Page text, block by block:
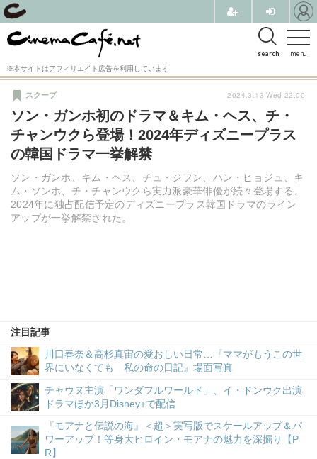
menu
search
※本サイトはアフィリエイト広告を利用しています
ソン・ガンホ初のドラマ＆キム・ヘス、チ・
チャンウクら登場！2024年ディズニープラス
の韓国ドラマ一挙解禁
ソン・ガンホ、キム・ヘス、チュ・ジフン、ハン・ヒョジュ、キ
ム・ソンホ、チ・チャンウクら実力派豪華俳優が続々登場する、
2024年に独占配信予定のディズニープラス韓国ドラマのライン
アップが一挙解禁された。
スクープ
注目記事
川口春奈＆高杉真宙の愛おしい日常…『ママがもうこの世
界にいなくても 私の命の日記』場面写真
チャウヌ主演「ワンダフルワールド」、イ・ドンウク出演
ドラマほか3月Disney+で配信
『モアナと伝説の海』＜超＞実写版でスケールアップ＆パ
ワーアップ！等身大ヒロイン・モアナの魅力を深掘り【P
R】
2024.3.13 Wed 22:00